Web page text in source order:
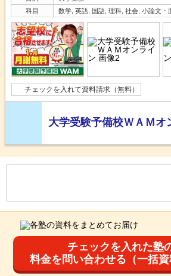
科目
数学, 英語, 国語, 理科, 社会, 小論文・
チェックを入れて資料請求（無料）
大学受験予備校ＷＡＭオ
チェックを入れた塾
料金を問い合わせる（一括資